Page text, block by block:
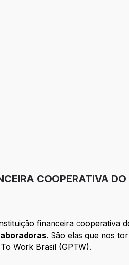
COOPERATIVA DO
financeira cooperativa
. São elas que nos
Work Brasil (GPTW).